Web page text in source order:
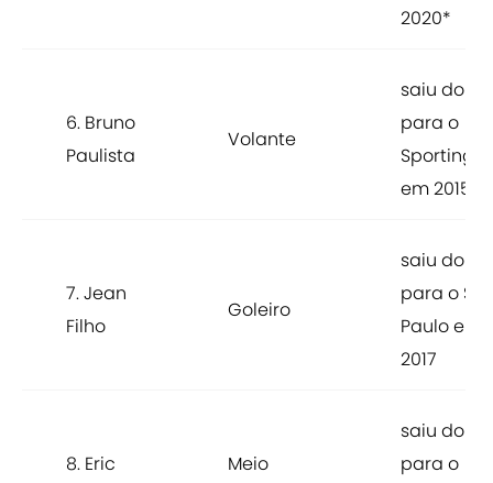
2020*
6. Bruno
Paulista
Volante
saiu do
para o
Sporting-
em 2015
7. Jean
Filho
Goleiro
saiu do
para o
Paulo em
2017
8. Eric
Meio
saiu do
para o